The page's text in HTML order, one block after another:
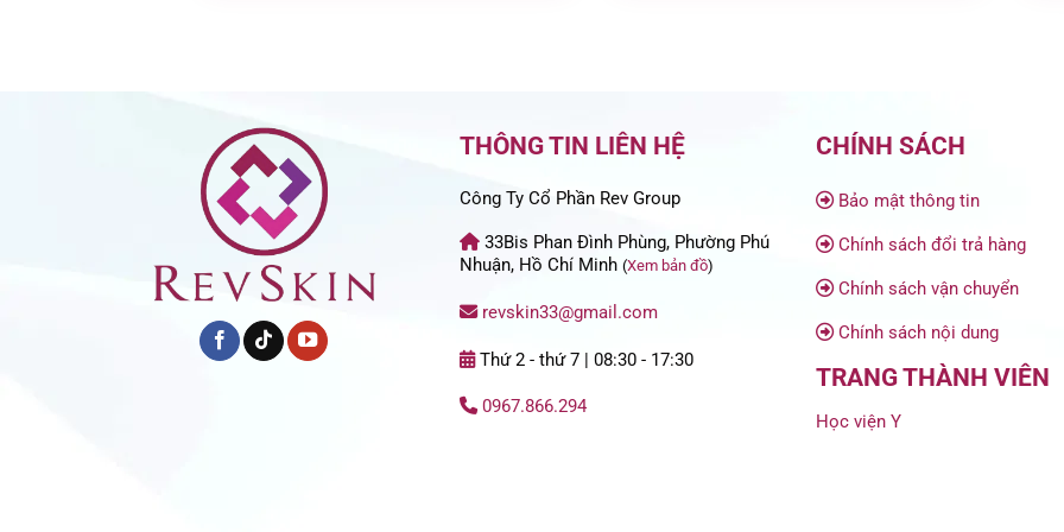
THÔNG TIN LIÊN HỆ
Công Ty Cổ Phần Rev Group
33Bis Phan Đình Phùng, Phường Phú
Nhuận, Hồ Chí Minh (Xem bản đồ)
revskin33@gmail.com
Thứ 2 - thứ 7 | 08:30 - 17:30
0967.866.294
CHÍNH SÁCH
Bảo mật thông tin
Chính sách đổi trả hàng
Chính sách vận chuyển
Chính sách nội dung
TRANG THÀNH VIÊN
Học viện Y